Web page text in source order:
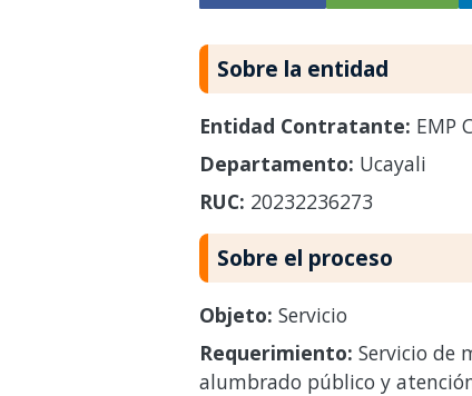
Sobre la entidad
Entidad Contratante: EMP
Departamento: Ucayali
RUC: 20232236273
Sobre el proceso
Objeto: Servicio
Requerimiento: Servicio de
alumbrado público y